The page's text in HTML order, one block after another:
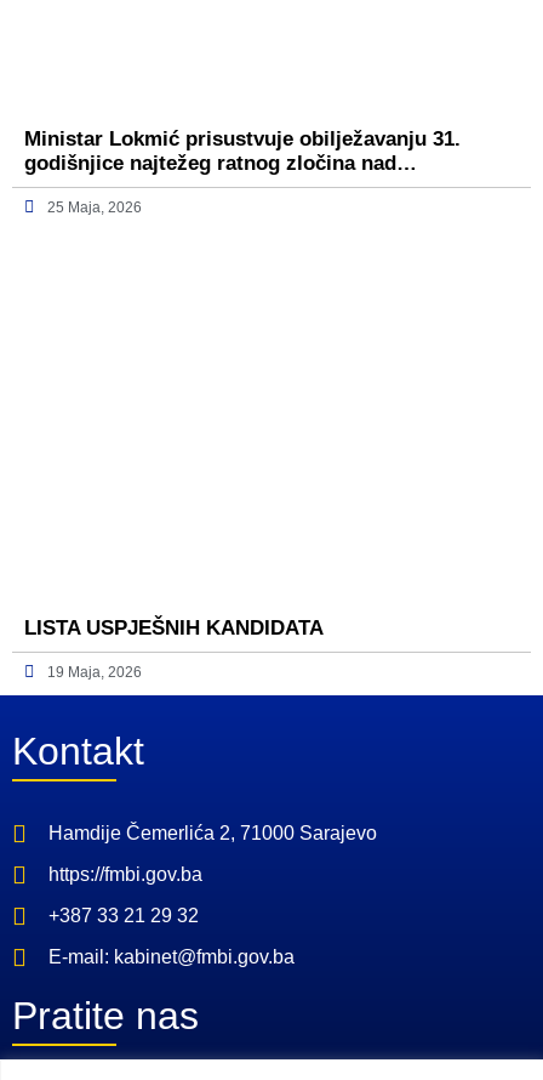
Ministar Lokmić prisustvuje obilježavanju 31.
godišnjice najtežeg ratnog zločina nad…
25 Maja, 2026
LISTA USPJEŠNIH KANDIDATA
19 Maja, 2026
Kontakt
Hamdije Čemerlića 2, 71000 Sarajevo
https://fmbi.gov.ba
+387 33 21 29 32
E-mail: kabinet@fmbi.gov.ba
Pratite nas